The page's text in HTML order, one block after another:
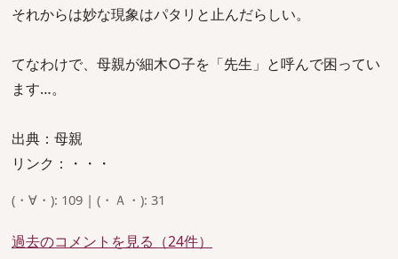
それからは妙な現象はパタリと止んだらしい。
てなわけで、母親が細木○子を「先生」と呼んで困ってい
ます…。
出典：母親
リンク：・・・
(・∀・): 109 | (・Ａ・): 31
過去のコメントを見る（24件）